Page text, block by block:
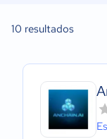
10 resultados